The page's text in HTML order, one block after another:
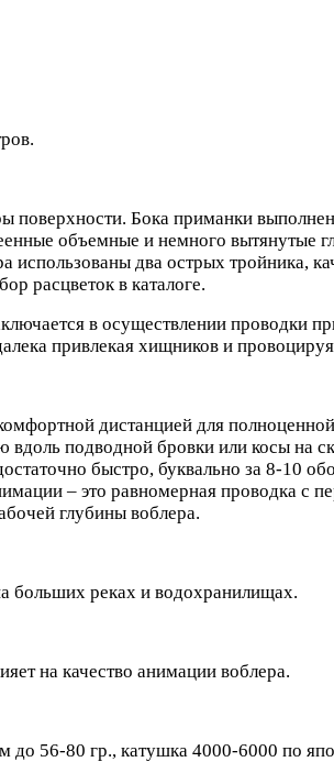
поверхности. Бока приманки
объемные и немного вытянутые
два острых тройника,
расцветок в каталоге.
в осуществлении проводки
привлекая хищников и провоцируя
дистанцией для
подводной бровки или косы на
быстро, буквально за 8-10
– это равномерная проводка с
глубины воблера.
больших реках и водохранилищах.
на качество анимации воблера.
до 56-80 гр., катушка 4000-6000 по